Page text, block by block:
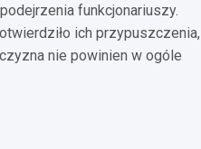
funkcjonariuszy.
ich przypuszczenia,
nie powinien w ogóle